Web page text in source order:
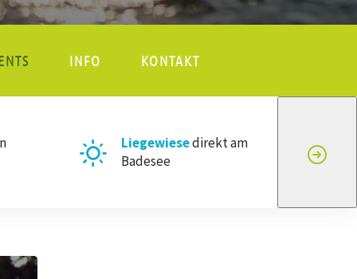
INFO KONTAKT
Liegewiesedirekt am
Badesee